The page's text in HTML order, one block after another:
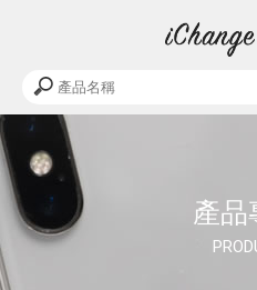
產品